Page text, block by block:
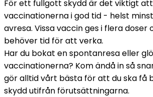
För ett fullgott skydd är det viktigt
vaccinationerna i god tid - helst
avresa. Vissa vaccin ges i flera doser
behöver tid för att verka.
Har du bokat en spontanresa eller
vaccinationerna? Kom ändå in så
gör alltid vårt bästa för att du ska få
skydd utifrån förutsättningarna.